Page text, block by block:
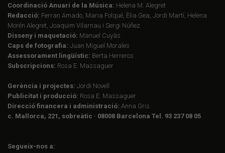
Coordinació Anuari de la Música: Helena M. Alegret
Redacció: Ferran Amado, Maria Folqué, Èlia Gea, Jordi Martí, Helena
Morén Alegret, Joaquim Vilarnau i Sergi Núñez
Disseny i maquetació: Manuel Cuyàs
Caps de fotografia: Juan Miguel Morales
Assessorament lingüístic: Berta Herreros
Subscripcions: Rosa E. Massaguer
Gerència i projectes: Jordi Novell
Publicitat i producció: Rosa E. Massaguer
Direcció financera i administració: Anna Gris
c. Mallorca, 221, sobreàtic · 08008 Barcelona Tel. 93 237 08 05
Segueix-nos a: